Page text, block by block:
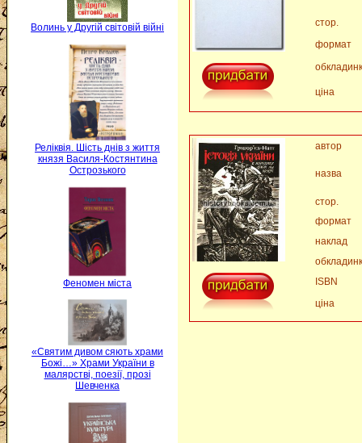
Волинь у Другій світовій війні
Реліквія. Шість днів з життя
князя Василя-Костянтина
Острозького
Феномен міста
«Святим дивом сяють храми
Божі…» Храми України в
малярстві, поезії, прозі
Шевченка
стор.
формат
ціна
автор
назва
стор.
формат
наклад
ISBN
ціна